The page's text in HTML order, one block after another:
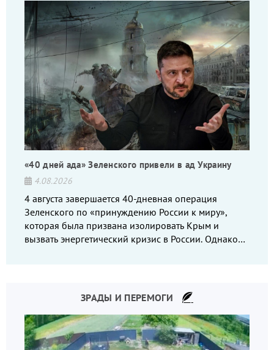
«40 дней ада» Зеленского привели в ад Украину
4.08.2026
4 августа завершается 40-дневная операция
Зеленского по «принуждению России к миру»,
которая была призвана изолировать Крым и
вызвать энергетический кризис в России. Однако
ЗРАДЫ И ПЕРЕМОГИ